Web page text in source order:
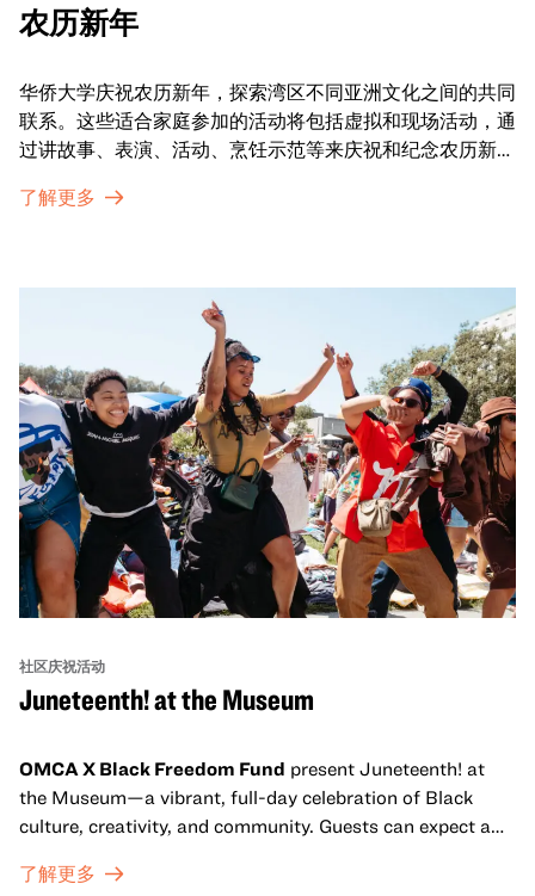
农历新年
华侨大学庆祝农历新年，探索湾区不同亚洲文化之间的共同
联系。这些适合家庭参加的活动将包括虚拟和现场活动，通
过讲故事、表演、活动、烹饪示范等来庆祝和纪念农历新年
通过亲身参与和虚拟的治疗圈来相互支持。
了解更多
社区庆祝活动
Juneteenth! at the Museum
OMCA X Black Freedom Fund present Juneteenth! at
the Museum—a vibrant, full-day celebration of Black
culture, creativity, and community. Guests can expect a
sets from boundary-pushing artists, delicious offerings
了解更多